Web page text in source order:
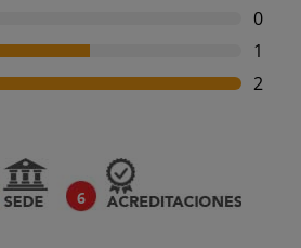
0
1
2
6